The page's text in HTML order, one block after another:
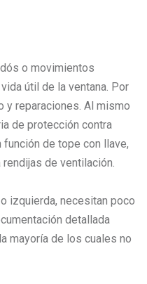
o movimientos
útil de la ventana. Por
y reparaciones. Al mismo
de protección contra
de tope con llave,
de ventilación.
izquierda, necesitan poco
detallada
mayoría de los cuales no